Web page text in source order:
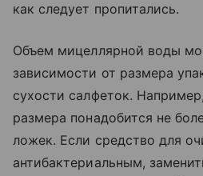
как следует пропитались.
Объем мицеллярной воды
зависимости от размера
сухости салфеток.
размера понадобится не
ложек. Если средство для
антибактериальным,